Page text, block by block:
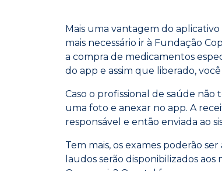
Mais uma vantagem do
mais necessário ir à Fundação
a compra de medicamentos
do app e assim que liberado,
Caso o profissional de saúde
uma foto e anexar no app. A
responsável e então enviada ao
Tem mais, os exames poderão
laudos serão disponibilizados